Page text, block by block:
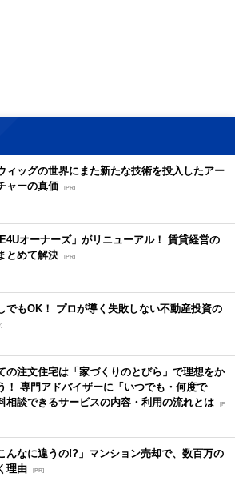
ィッグの世界にまた新たな技術を投入したアー
ャーの真価 [PR]
オーナーズ」がリニューアル！ 賃貸経営の
とめて解決 [PR]
でもOK！ プロが導く失敗しない不動産投資の
の注文住宅は「家づくりのとびら」で理想をか
！ 専門アドバイザーに「いつでも・何度で
相談できるサービスの内容・利用の流れとは [P
んなに違うの!?」マンション売却で、数百万の
理由 [PR]